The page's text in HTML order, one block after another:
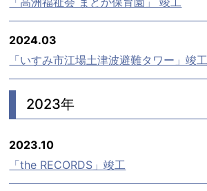
2024.03
「いすみ市江場土津波避難タワー」竣工
2023年
2023.10
「the RECORDS」竣工